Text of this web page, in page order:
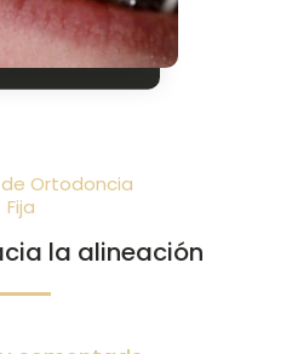
Ortodoncia
Fija
la alineación